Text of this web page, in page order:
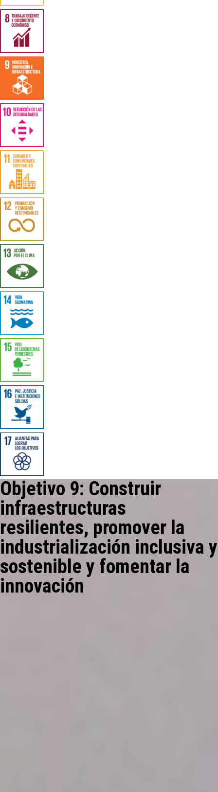
Objetivo 9: Construir
infraestructuras
resilientes, promover la
industrialización inclusiva y
sostenible y fomentar la
innovación